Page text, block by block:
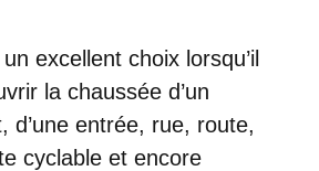
excellent choix lorsqu’il
la chaussée d’un
d’une entrée, rue, route,
cyclable et encore